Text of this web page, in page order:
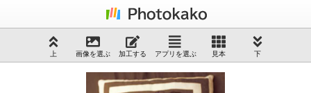
上 画像を選ぶ 加工する アプリを選ぶ 見本 下